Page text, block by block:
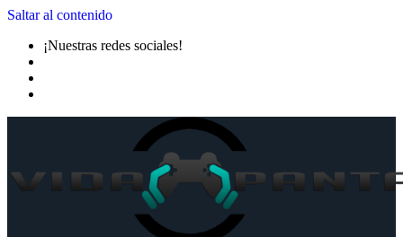
Saltar al contenido
¡Nuestras redes sociales!